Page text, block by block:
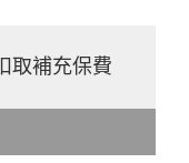
取補充保費